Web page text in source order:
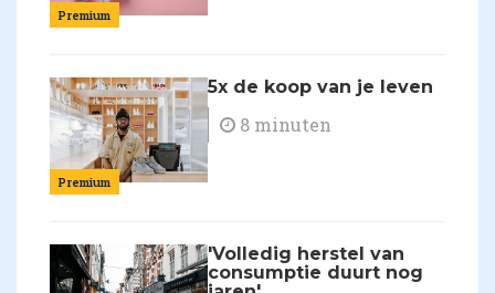
Premium
Premium
5x de koop van je leven
8 minuten
'Volledig herstel van
consumptie duurt nog